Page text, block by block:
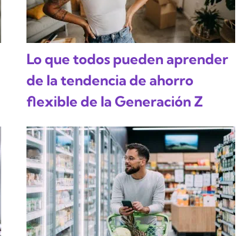
Lo que todos pueden aprender
de la tendencia de ahorro
flexible de la Generación Z